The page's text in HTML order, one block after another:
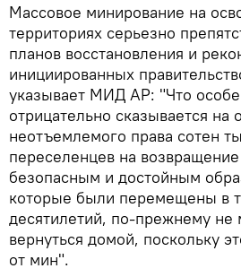
Массовое минирование на
территориях серьезно
планов восстановления и
инициированных
указывает МИД АР: "Что
отрицательно сказывается на
неотъемлемого права сотен
переселенцев на
безопасным и достойным
которые были перемещены в
десятилетий, по-прежнему не
вернуться домой, поскольку
от мин".